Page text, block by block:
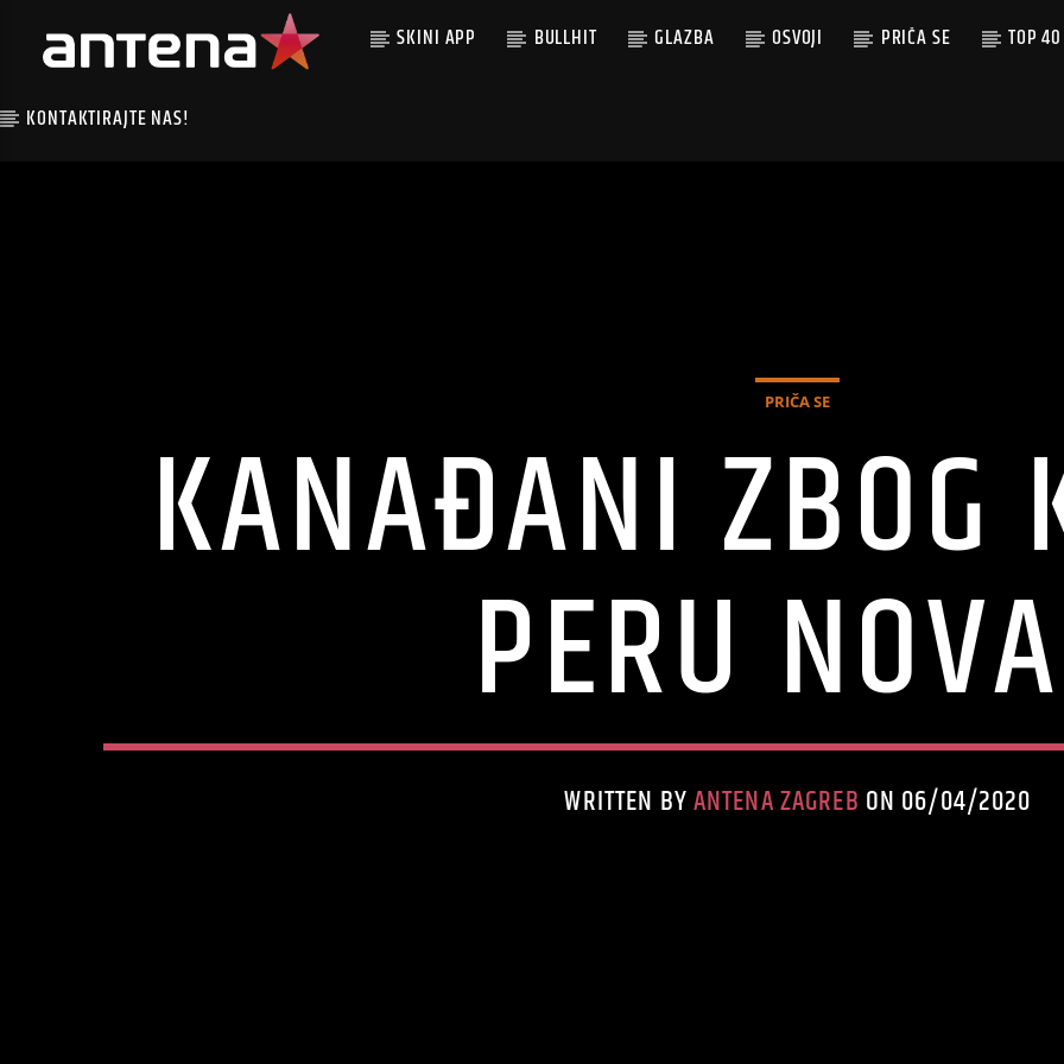
SKINI APP BULLHIT GLAZBA OSVOJI PRIČA SE TOP 40
KONTAKTIRAJTE NAS!
PRIČA SE
KANAĐANI ZBOG
PERU
WRITTEN BYANTENA ZAGREB ON 06/04/2020